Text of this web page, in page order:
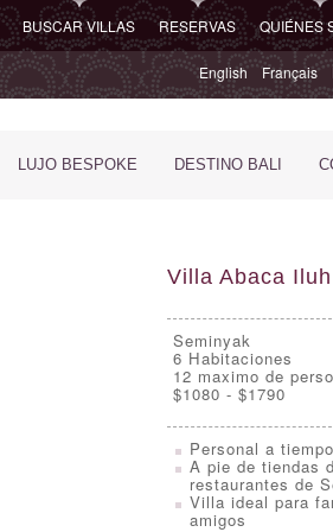
BUSCAR VILLAS RESERVAS QUIÉNES
English Français
LUJO BESPOKE DESTINO BALI
Villa Abaca Iluh
Seminyak
6 Habitaciones
12 maximo de
$1080 - $1790
Personal a
A pie de tiendas
restaurantes de
Villa ideal para
amigos